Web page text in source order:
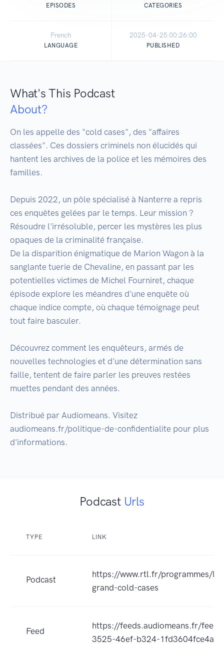
EPISODES CATEGORIES
French
LANGUAGE
2025-04-25 00:26:00
PUBLISHED
What's This Podcast
About?
On les appelle des "cold cases", des "affaires
classées". Ces dossiers criminels non élucidés qui
hantent les archives de la police et les mémoires des
familles.
Depuis 2022, un pôle spécialisé à Nanterre a repris
ces enquêtes gelées par le temps. Leur mission ?
Résoudre l'irrésoluble, percer les mystères les plus
opaques de la criminalité française.
De la disparition énigmatique de Marion Wagon à la
sanglante tuerie de Chevaline, en passant par les
potentielles victimes de Michel Fourniret, chaque
épisode explore les méandres d'une enquête où
chaque indice compte, où chaque témoignage peut
tout faire basculer.
Découvrez comment les enquêteurs, armés de
nouvelles technologies et d'une détermination sans
faille, tentent de faire parler les preuves restées
muettes pendant des années.
Distribué par Audiomeans. Visitez
audiomeans.fr/politique-de-confidentialite pour plus
Podcast Urls
TYPE LINK
Podcast
https://www.rtl.fr/programmes/
grand-cold-cases
Feed
https://feeds.audiomeans.fr/
3525-46ef-b324-